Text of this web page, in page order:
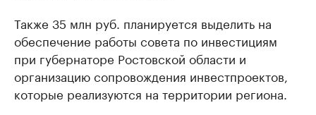
Также 35 млн руб. планируется выделить на
обеспечение работы совета по инвестициям
при губернаторе Ростовской области и
организацию сопровождения инвестпроектов,
которые реализуются на территории региона.